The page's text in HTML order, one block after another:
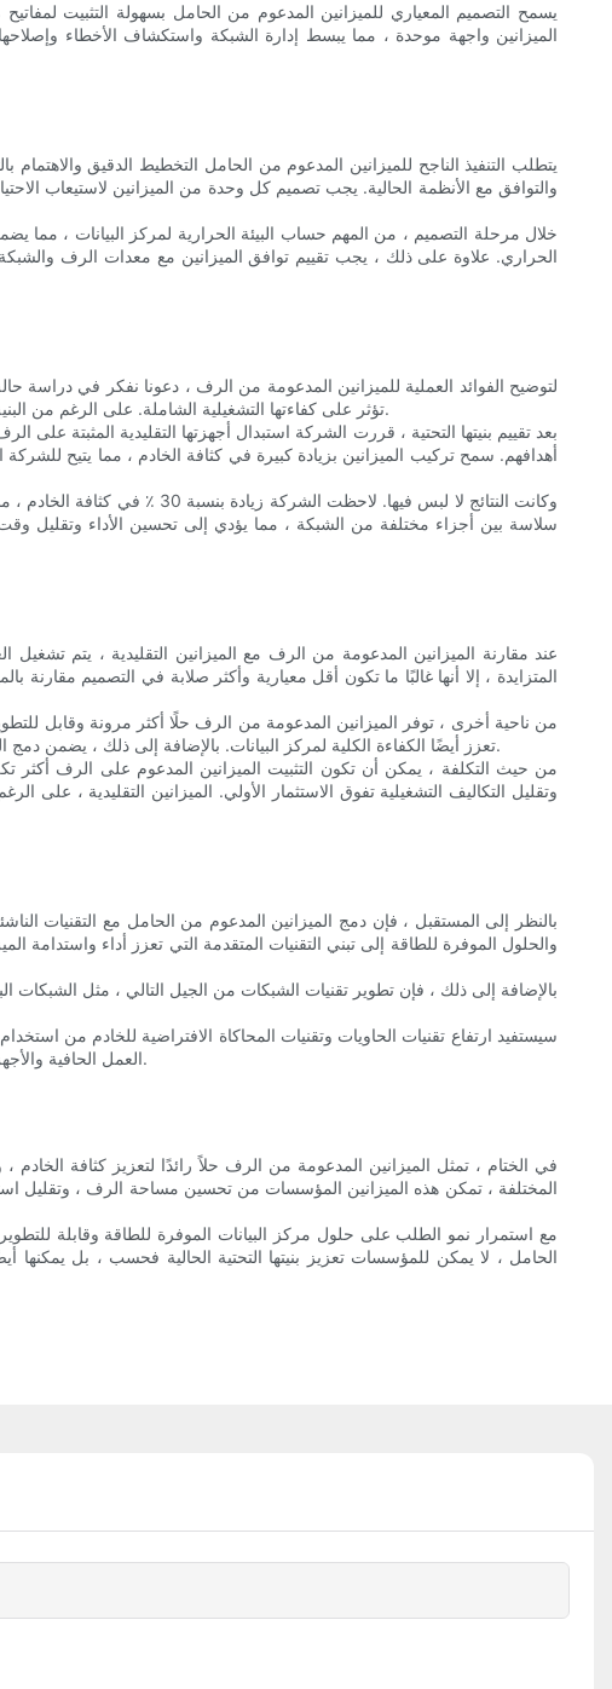
يسمح التصميم المعياري للميزانين المدعوم من الحامل بسهولة التثبيت
الميزانين واجهة موحدة ، مما يبسط إدارة الشبكة واستكشاف الأخطاء
يتطلب التنفيذ الناجح للميزانين المدعوم من الحامل التخطيط الدقيق
والتوافق مع الأنظمة الحالية. يجب تصميم كل وحدة من الميزانين لاستيعاب
خلال مرحلة التصميم ، من المهم حساب البيئة الحرارية لمركز البيانات ، مما
الحراري. علاوة على ذلك ، يجب تقييم توافق الميزانين مع معدات الرف
لتوضيح الفوائد العملية للميزانين المدعومة من الرف ، دعونا نفكر في دراسة
تؤثر على كفاءتها التشغيلية الشاملة. على الرغم من البنية التحتية القوية ، لم تتمكن المنظمة من استخدام مساحة الرف المتاحة بالكامل ، مما أدى إلى ارتفاع استهلاك الطاقة وزيادة تكاليف التشغيل.
بعد تقييم بنيتها التحتية ، قررت الشركة استبدال أجهزتها التقليدية المثبتة
أهدافهم. سمح تركيب الميزانين بزيادة كبيرة في كثافة الخادم ، مما يتيح
وكانت النتائج لا لبس فيها.
سلاسة بين أجزاء مختلفة من الشبكة ، مما يؤدي إلى تحسين الأداء وتقليل
عند مقارنة الميزانين المدعومة من الرف مع الميزانين التقليدية ، يتم تشغيل
المتزايدة ، إلا أنها غالبًا ما تكون أقل معيارية وأكثر صلابة في التصميم
من ناحية أخرى ، توفر الميزانين المدعومة من الرف حلًا أكثر مرونة وقابل
تعزز أيضًا الكفاءة الكلية لمركز البيانات. بالإضافة إلى ذلك ، يضمن دمج الميزانين المدعوم من الحامل مع البنية التحتية للرفع والشبكة الحالية نظامًا سلسًا وفعالًا ، مما يقلل من الحاجة إلى تعديلات إضافية أو ترقيات.
من حيث التكلفة ، يمكن أن تكون التثبيت الميزانين المدعوم على الرف أكثر
وتقليل التكاليف التشغيلية تفوق الاستثمار الأولي. الميزانين التقليدية ،
بالنظر إلى المستقبل ، فإن دمج الميزانين المدعوم من الحامل مع التقنيات
والحلول الموفرة للطاقة إلى تبني التقنيات المتقدمة التي تعزز أداء
بالإضافة إلى ذلك ، فإن تطوير تقنيات الشبكات من الجيل التالي ، مثل الشبكات
سيستفيد ارتفاع تقنيات الحاويات وتقنيات المحاكاة الافتراضية للخادم من
العمل الحافية والأجهزة الافتراضية في الميزانين المدعومة من الحامل ، يمكن للمؤسسات تحقيق مستويات أعلى من استخدام الموارد وتحسين الكفاءة التشغيلية.
في الختام ، تمثل الميزانين المدعومة من الرف حلاً رائدًا لتعزيز كثافة
المختلفة ، تمكن هذه الميزانين المؤسسات من تحسين مساحة الرف ، وتقليل
مع استمرار نمو الطلب على حلول مركز البيانات الموفرة للطاقة وقابلة
الحامل ، لا يمكن للمؤسسات تعزيز بنيتها التحتية الحالية فحسب ، بل